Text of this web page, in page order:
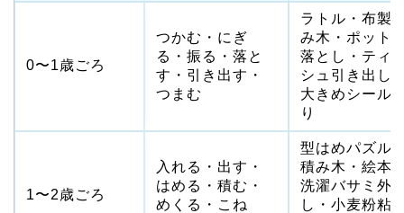
0〜1歳ごろ
つかむ・にぎ
る・振る・落と
す・引き出す・
つまむ
ラトル・布製
み木・ポット
落とし・ティ
シュ引き出し
大きめシール
り
1〜2歳ごろ
入れる・出す・
はめる・積む・
めくる・こね
型はめパズル
積み木・絵本
洗濯バサミ外
し・小麦粉粘